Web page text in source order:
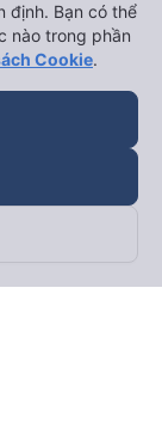
định. Bạn có thể
nào trong phần
Cookie.